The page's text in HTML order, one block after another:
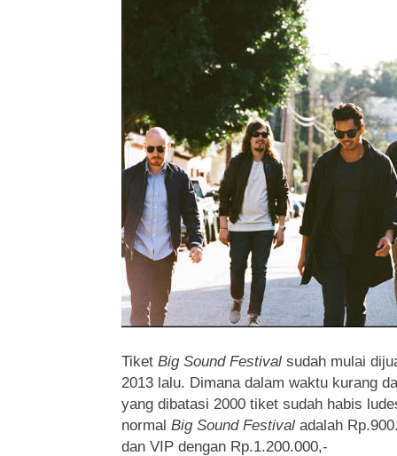
Tiket Big Sound Festival sudah mulai
2013 lalu. Dimana dalam waktu kurang
yang dibatasi 2000 tiket sudah habis
normal Big Sound Festival adalah
dan VIP dengan Rp.1.200.000,-